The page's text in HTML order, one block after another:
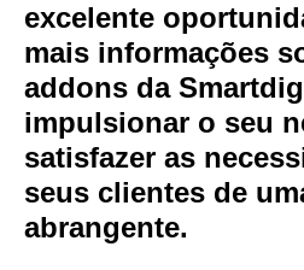
excelente
mais informações
addons da
impulsionar o seu
satisfazer as
seus clientes de
abrangente.